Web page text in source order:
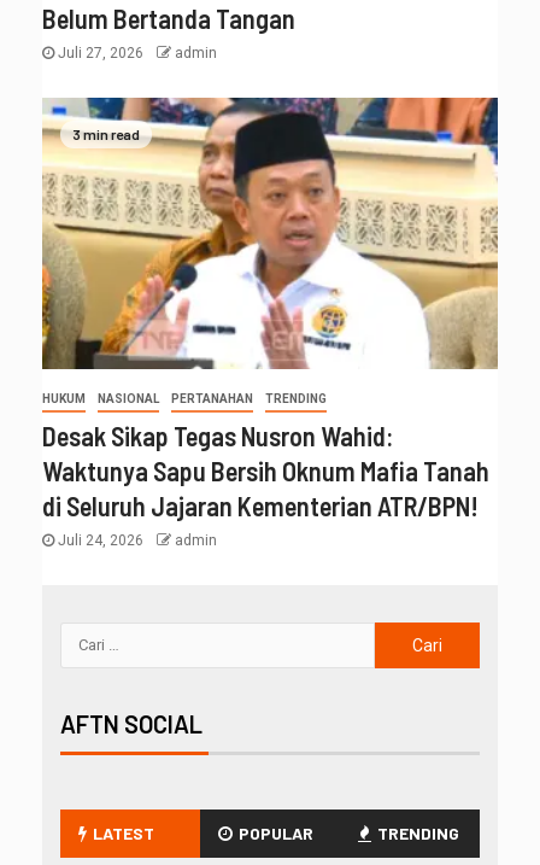
Belum Bertanda Tangan
Juli 27, 2026 admin
3 min read
HUKUM NASIONAL PERTANAHAN TRENDING
Desak Sikap Tegas Nusron Wahid:
Waktunya Sapu Bersih Oknum Mafia Tanah
di Seluruh Jajaran Kementerian ATR/BPN!
Juli 24, 2026 admin
AFTN SOCIAL
LATEST POPULAR TRENDING